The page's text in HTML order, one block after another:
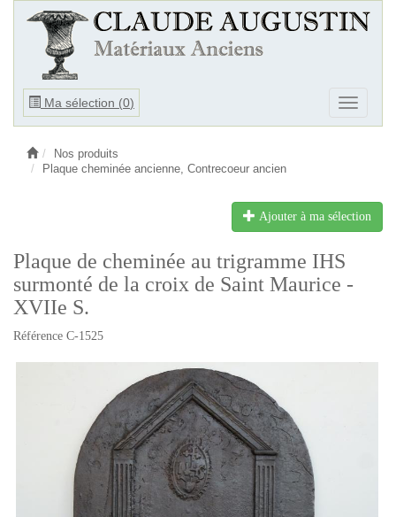
Ma sélection (0)
Ouvrir
Ouvrir
le
Nos produits
Plaque cheminée ancienne, Contrecoeur ancien
Ajouter à ma sélection
Plaque de cheminée au trigramme IHS
surmonté de la croix de Saint Maurice -
XVIIe S.
Référence C-1525